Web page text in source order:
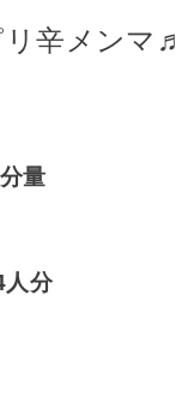
辛メンマ♬
分量
人分